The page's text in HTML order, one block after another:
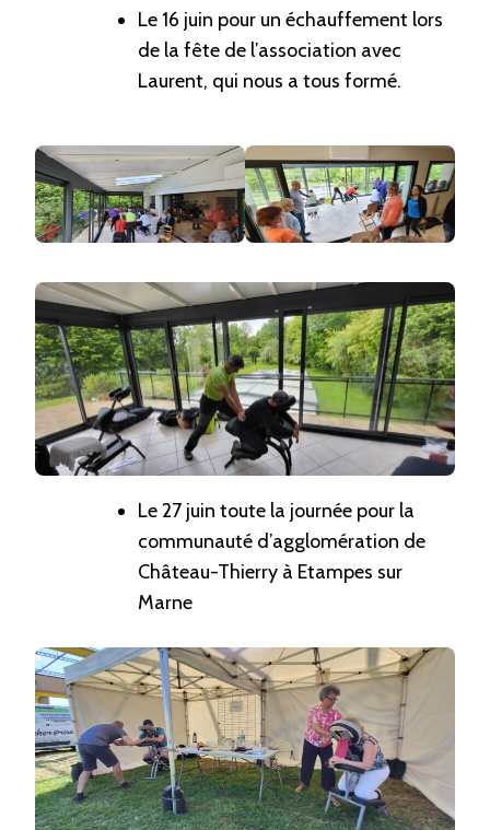
Le 16 juin pour un échauffement lors
de la fête de l’association avec
Laurent, qui nous a tous formé.
Le 27 juin toute la journée pour la
communauté d’agglomération de
Château-Thierry à Etampes sur
Marne